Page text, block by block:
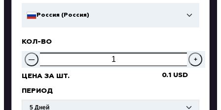
Россия (Россия)
КОЛ-ВО
— +
ЦЕНА ЗА ШТ. 0.1 USD
ПЕРИОД